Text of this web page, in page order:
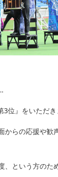
位』をいただき
からの応援や歓
、という方のた